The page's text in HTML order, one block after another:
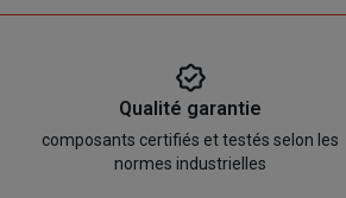
Qualité garantie
composants certifiés et testés selon les
normes industrielles